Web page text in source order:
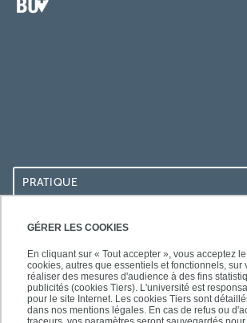
GÉRER LES COOKIES
En cliquant sur « Tout accepter », vous acceptez
cookies, autres que essentiels et fonctionnels, sur
réaliser des mesures d'audience à des fins
publicités (cookies Tiers). L'université est
pour le site Internet. Les cookies Tiers sont
dans nos mentions légales. En cas de refus ou
PRATIQUE
ACCÈS RAPIDES
LES BU SUR...